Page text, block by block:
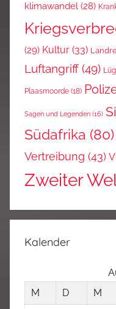
klimawandel (28)
(29) Kultur (33)
Luftangriff (49)
Plaasmoorde (18)
Sagen und Legenden (16)
Südafrika (80)
Vertreibung (43)
Zweiter
Kalender
M
D M